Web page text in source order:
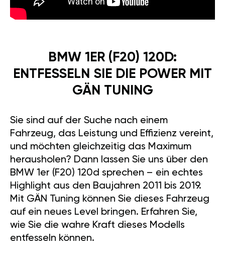
BMW 1ER (F20) 120D:
ENTFESSELN SIE DIE POWER MIT
GÄN TUNING
Sie sind auf der Suche nach einem
Fahrzeug, das Leistung und Effizienz vereint,
und möchten gleichzeitig das Maximum
herausholen? Dann lassen Sie uns über den
BMW 1er (F20) 120d sprechen – ein echtes
Highlight aus den Baujahren 2011 bis 2019.
Mit GÄN Tuning können Sie dieses Fahrzeug
auf ein neues Level bringen. Erfahren Sie,
wie Sie die wahre Kraft dieses Modells
entfesseln können.